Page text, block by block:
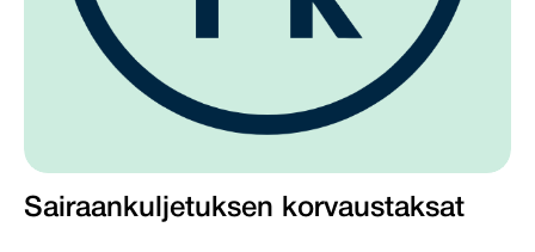
Sairaankuljetuksen korvaustaksat